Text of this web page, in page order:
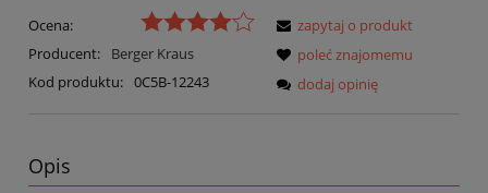
Ocena:
Producent:
Berger Kraus
Kod produktu: 0C5B-12243
zapytaj o produkt
poleć znajomemu
dodaj opinię
Opis